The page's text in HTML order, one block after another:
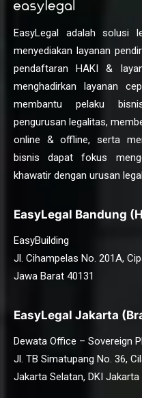
EasyLegal adalah solusi
menyediakan layanan
pendaftaran HAKI &
menghadirkan layanan
membantu pelaku
pengurusan legalitas,
online & offline, serta
bisnis dapat fokus
khawatir dengan urusan
EasyLegal Bandung
EasyBuilding
Jl. Cihampelas No. 201A,
Jawa Barat 40131
EasyLegal Jakarta
Dewata Office – Sovereign
Jl. TB Simatupang No. 36,
Jakarta Selatan, DKI Jakarta